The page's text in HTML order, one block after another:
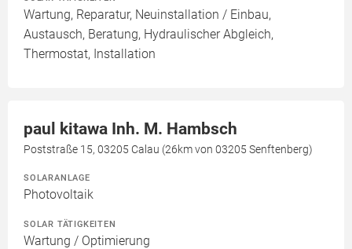
Wartung, Reparatur, Neuinstallation / Einbau,
Austausch, Beratung, Hydraulischer Abgleich,
Thermostat, Installation
paul kitawa Inh. M. Hambsch
Poststraße 15, 03205 Calau (26km von 03205 Senftenberg)
SOLARANLAGE
Photovoltaik
SOLAR TÄTIGKEITEN
Wartung / Optimierung